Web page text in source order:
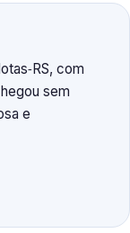
com
sem
e